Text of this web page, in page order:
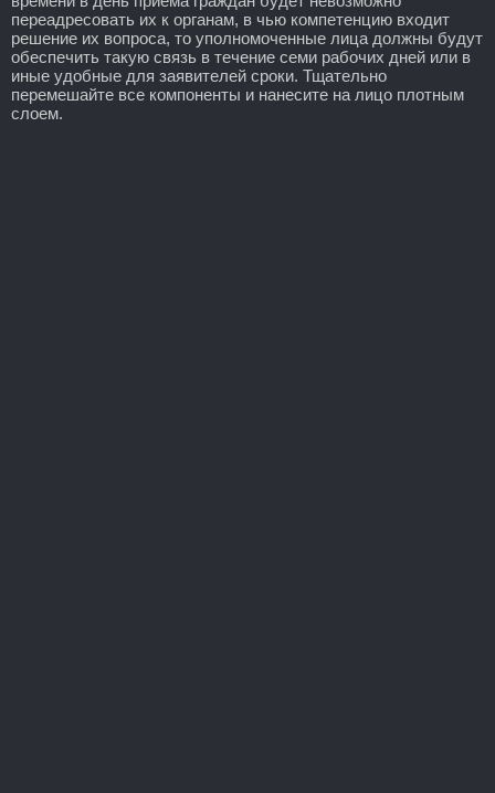
переадресовать их к органам, в чью компетенцию входит
решение их вопроса, то уполномоченные лица должны будут
обеспечить такую связь в течение семи рабочих дней или в
иные удобные для заявителей сроки. Тщательно
перемешайте все компоненты и нанесите на лицо плотным
слоем.